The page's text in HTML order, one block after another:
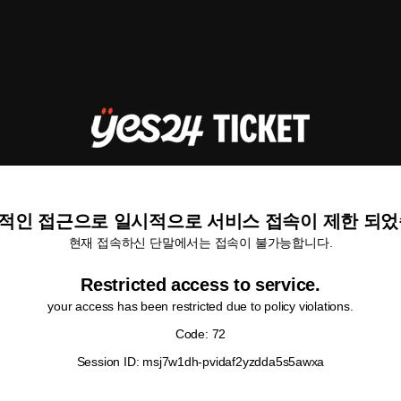
인 접근으로 일시적으로 서비스 접속이 제한 되
현재 접속하신 단말에서는 접속이 불가능합니다.
Restricted access to service.
your access has been restricted due to policy violations.
Code: 72
Session ID: msj7w1dh-pvidaf2yzdda5s5awxa